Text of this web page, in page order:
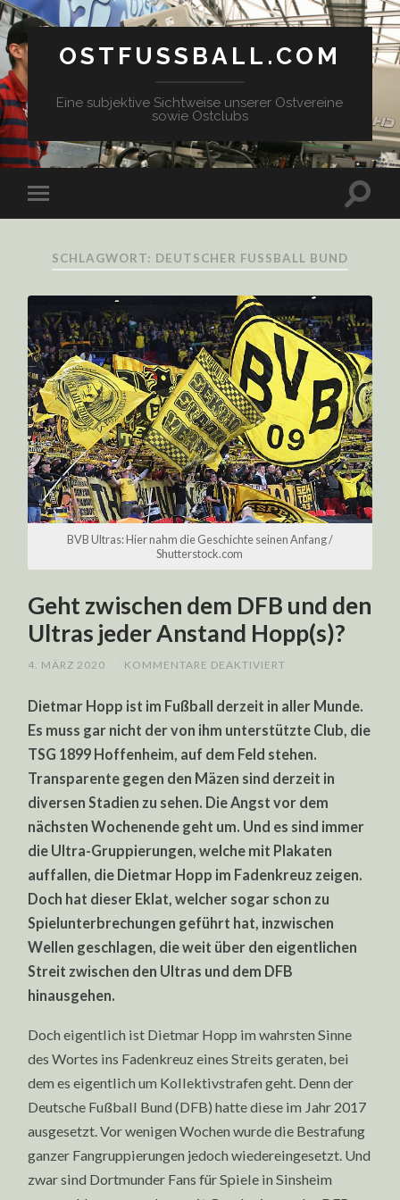
OSTFUSSBALL.COM
Eine subjektive Sichtweise unserer Ostvereine
sowie Ostclubs
SCHLAGWORT: DEUTSCHER FUSSBALL BUND
BVB Ultras: Hier nahm die Geschichte seinen Anfang /
Shutterstock.com
Geht zwischen dem DFB und den
Ultras jeder Anstand Hopp(s)?
4. MÄRZ 2020 KOMMENTARE DEAKTIVIERT
DEM
UND
ULTRAS
JEDER
ANSTAND
HOPP(S)?
Dietmar Hopp ist im Fußball derzeit in aller Munde.
Es muss gar nicht der von ihm unterstützte Club, die
TSG 1899 Hoffenheim, auf dem Feld stehen.
Transparente gegen den Mäzen sind derzeit in
diversen Stadien zu sehen. Die Angst vor dem
nächsten Wochenende geht um. Und es sind immer
die Ultra-Gruppierungen, welche mit Plakaten
auffallen, die Dietmar Hopp im Fadenkreuz zeigen.
Doch hat dieser Eklat, welcher sogar schon zu
Spielunterbrechungen geführt hat, inzwischen
Wellen geschlagen, die weit über den eigentlichen
Streit zwischen den Ultras und dem DFB
hinausgehen.
Doch eigentlich ist Dietmar Hopp im wahrsten Sinne
des Wortes ins Fadenkreuz eines Streits geraten, bei
dem es eigentlich um Kollektivstrafen geht. Denn der
Deutsche Fußball Bund (DFB) hatte diese im Jahr 2017
ausgesetzt. Vor wenigen Wochen wurde die Bestrafung
ganzer Fangruppierungen jedoch wiedereingesetzt. Und
zwar sind Dortmunder Fans für Spiele in Sinsheim